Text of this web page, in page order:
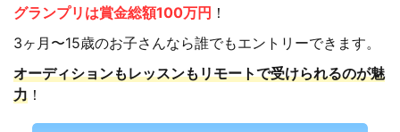
グランプリは賞金総額100万円 ！
3ヶ月〜15歳のお子さんなら誰でもエントリーできます。
オーディションもレッスンもリモートで受けられるのが魅
力 ！